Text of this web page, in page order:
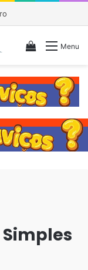
Menu
Veja seu